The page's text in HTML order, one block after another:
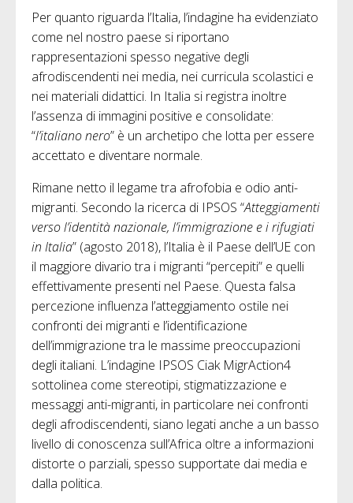
Per quanto riguarda l’Italia, l’indagine ha evidenziato
come nel nostro paese si riportano
rappresentazioni spesso negative degli
afrodiscendenti nei media, nei curricula scolastici e
nei materiali didattici. In Italia si registra inoltre
l’assenza di immagini positive e consolidate:
“l’italiano nero” è un archetipo che lotta per essere
accettato e diventare normale.
Rimane netto il legame tra afrofobia e odio anti-
migranti. Secondo la ricerca di IPSOS “Atteggiamenti
verso l’identità nazionale, l’immigrazione e i rifugiati
in Italia” (agosto 2018), l’Italia è il Paese dell’UE con
il maggiore divario tra i migranti “percepiti” e quelli
effettivamente presenti nel Paese. Questa falsa
percezione influenza l’atteggiamento ostile nei
confronti dei migranti e l’identificazione
dell’immigrazione tra le massime preoccupazioni
degli italiani. L’indagine IPSOS Ciak MigrAction4
sottolinea come stereotipi, stigmatizzazione e
messaggi anti-migranti, in particolare nei confronti
degli afrodiscendenti, siano legati anche a un basso
livello di conoscenza sull’Africa oltre a informazioni
distorte o parziali, spesso supportate dai media e
dalla politica.